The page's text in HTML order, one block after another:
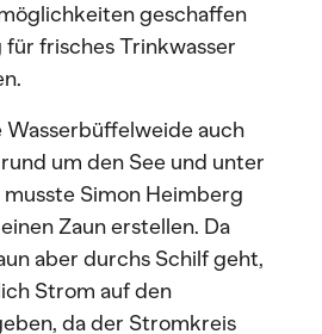
geschaffen
für frisches Trinkwasser
auch
um den See und unter
Simon Heimberg
Zaun erstellen. Da
aber durchs Schilf geht,
Strom auf den
da der Stromkreis